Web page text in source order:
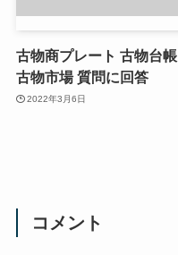
古物商プレート 古物台帳
古物市場 質問に回答
2022年3月6日
コメント